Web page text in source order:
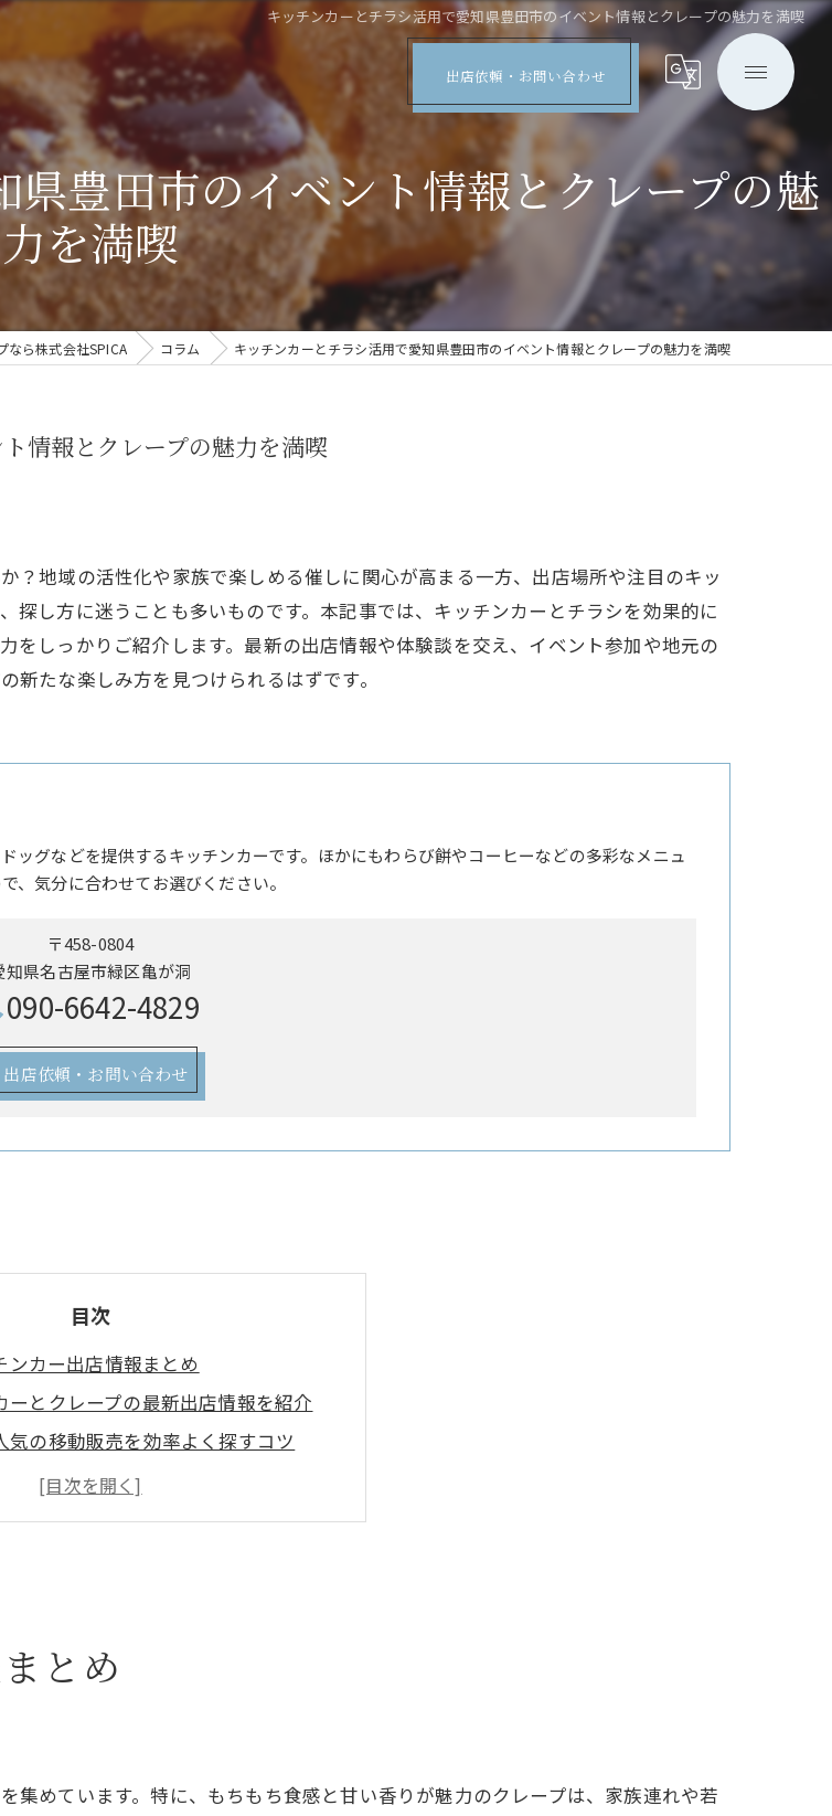
キッチンカーとチラシ活用で愛知県豊田市のイベント情報とクレープの魅力を満喫
出店依頼・お問い合わせ
豊田市のイベント情報とクレープの魅
力を満喫
なら株式会社SPICA コラム キッチンカーとチラシ活用で愛知県豊田市のイベント情報とクレープの魅力を満喫
情報とクレープの魅力を満喫
？地域の活性化や家族で楽しめる催しに関心が高まる一方、出店場所や注目のキッ
し方に迷うことも多いものです。本記事では、キッチンカーとチラシを効果的に
しっかりご紹介します。最新の出店情報や体験談を交え、イベント参加や地元の
たな楽しみ方を見つけられるはずです。
ッグなどを提供するキッチンカーです。ほかにもわらび餅やコーヒーなどの多彩なメニュ
、気分に合わせてお選びください。
〒458-0804
知県名古屋市緑区亀が洞
090-6642-4829
出店依頼・お問い合わせ
目次
ンカー出店情報まとめ
ーとクレープの最新出店情報を紹介
気の移動販売を効率よく探すコツ
イベントをチラシで見逃さない方法
で注目のキッチンカー事情とは
クレープが注目を集める理由とは
で広がるキッチンカークレープの魅力
とめ
めています。特に、もちもち食感と甘い香りが魅力のクレープは、家族連れや若